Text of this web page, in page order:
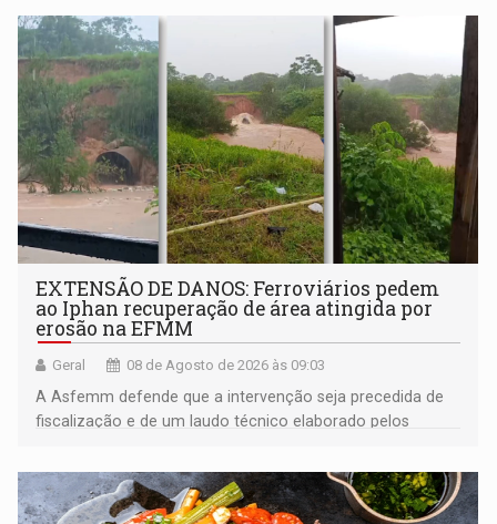
EXTENSÃO DE DANOS: Ferroviários pedem
ao Iphan recuperação de área atingida por
erosão na EFMM
Geral 08 de Agosto de 2026 às 09:03
A Asfemm defende que a intervenção seja precedida de
fiscalização e de um laudo técnico elaborado pelos